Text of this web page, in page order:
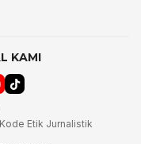
KAMI
Kode Etik Jurnalistik